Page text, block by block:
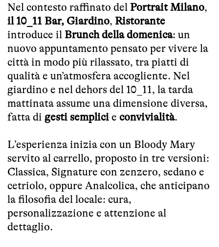
Nel contesto raffinato del Portrait Milano,
il 10_11 Bar, Giardino, Ristorante
introduce il Brunch della domenica: un
nuovo appuntamento pensato per vivere la
città in modo più rilassato, tra piatti di
qualità e un’atmosfera accogliente. Nel
giardino e nel dehors del 10_11, la tarda
mattinata assume una dimensione diversa,
fatta di gesti semplici e convivialità.
L’esperienza inizia con un Bloody Mary
servito al carrello, proposto in tre versioni:
Classica, Signature con zenzero, sedano e
cetriolo, oppure Analcolica, che anticipano
la filosofia del locale: cura,
personalizzazione e attenzione al
dettaglio.